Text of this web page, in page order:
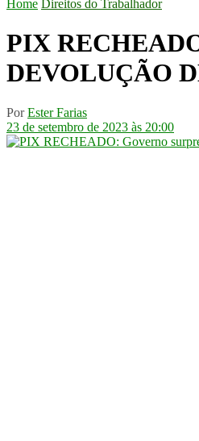
Home Direitos do Trabalhador
PIX
DEVOLUÇÃO
Por Ester Farias
23 de setembro de 2023 às 20:00